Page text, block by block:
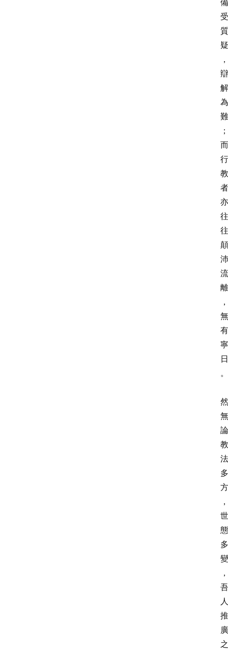
備
受
質
疑
，
辯
解
為
難
；
而
行
教
者
亦
往
往
顛
沛
流
離
，
無
有
寧
日
。
然
無
論
教
法
多
方
，
世
態
多
變
，
吾
人
推
廣
之